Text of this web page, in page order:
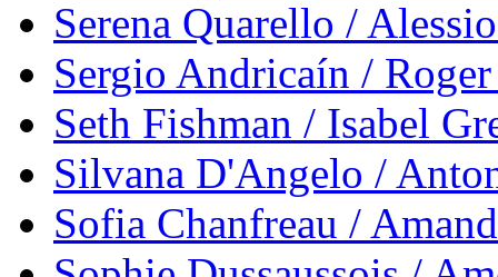
Serena Quarello /
Sergio Andricaín /
Seth Fishman / Isabel
Silvana D'Angelo /
Sofia Chanfreau /